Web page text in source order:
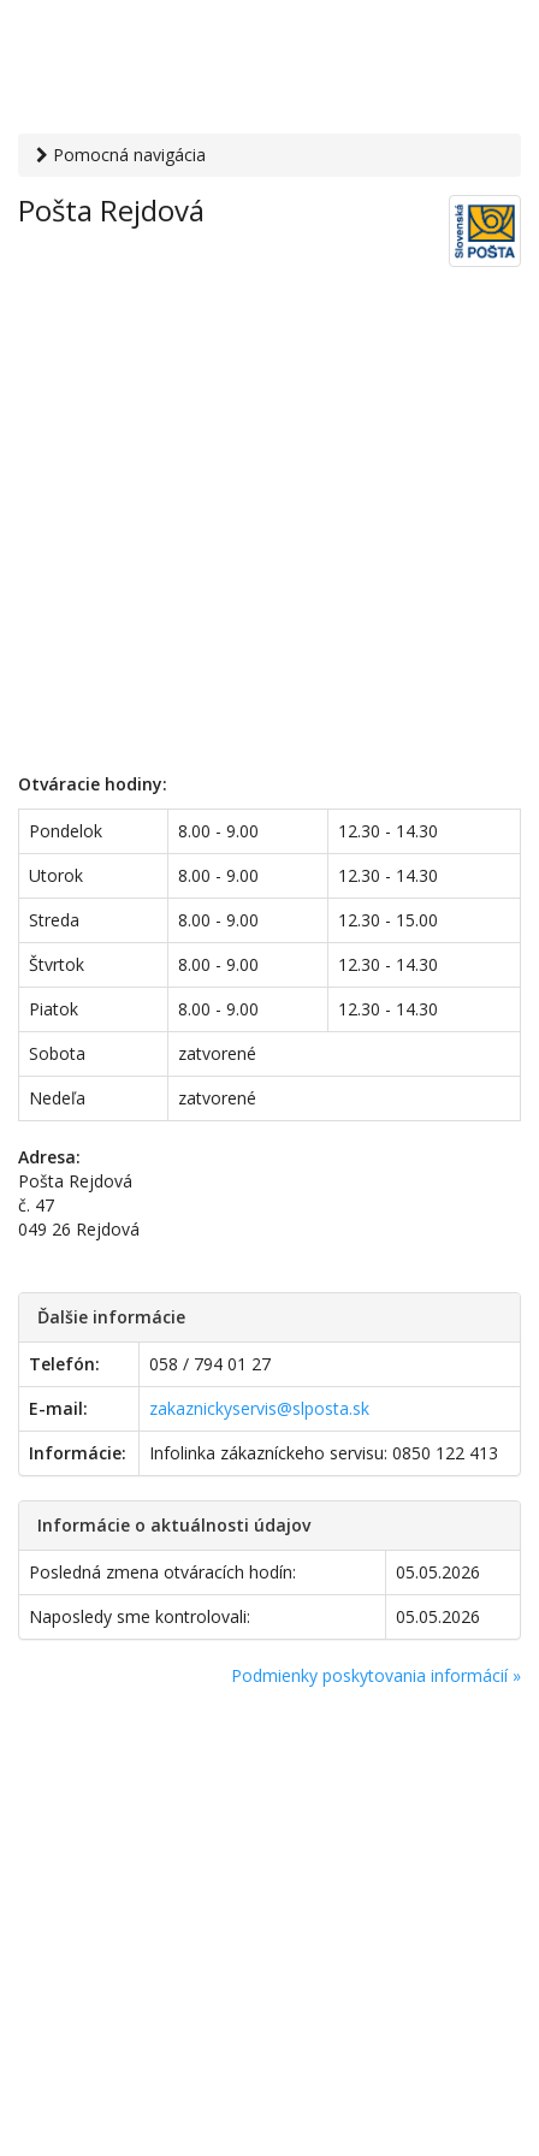
Pomocná navigácia
služby› Pošty› Pošta Rejdová
Pošta Rejdová
Otváracie hodiny:
Pondelok 8.00 - 9.00
12.30 - 14.30
Utorok
8.00 - 9.00
12.30 - 14.30
Streda
8.00 - 9.00
12.30 - 15.00
Štvrtok
8.00 - 9.00
12.30 - 14.30
Piatok
8.00 - 9.00
12.30 - 14.30
Sobota
zatvorené
Nedeľa
zatvorené
Adresa:
Pošta Rejdová
č. 47
049 26 Rejdová
Ďalšie informácie
Telefón:
058 / 794 01 27
E-mail:
zakaznickyservis@slposta.sk
Informácie:
Infolinka zákazníckeho servisu: 0850 122 413
Informácie o aktuálnosti údajov
Posledná zmena otváracích hodín:
05.05.2026
Naposledy sme kontrolovali:
05.05.2026
Podmienky poskytovania informácií »